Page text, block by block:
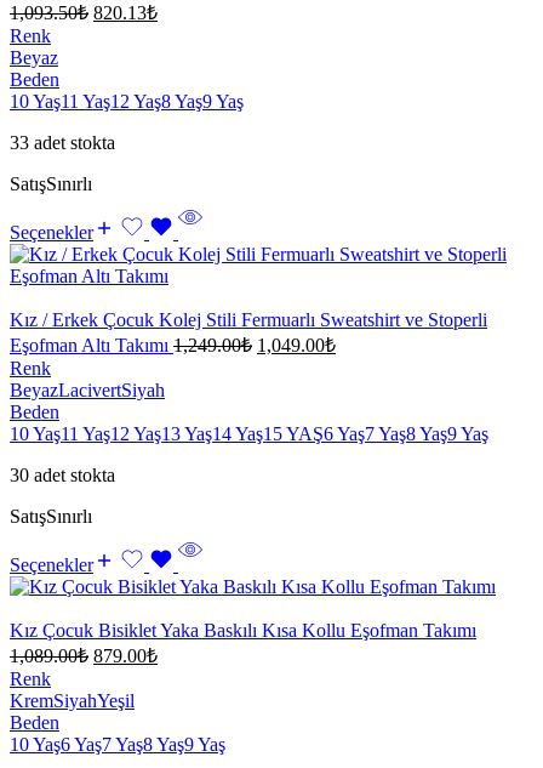
1,093.50₺ 820.13₺
Renk
Beyaz
Beden
10 Yaş11 Yaş12 Yaş8 Yaş9 Yaş
33 adet stokta
SatışSınırlı
Seçenekler
Kız / Erkek Çocuk Kolej Stili Fermuarlı Sweatshirt ve Stoperli
Eşofman Altı Takımı 1,249.00₺ 1,049.00₺
Renk
BeyazLacivertSiyah
Beden
10 Yaş11 Yaş12 Yaş13 Yaş14 Yaş15 YAŞ6 Yaş7 Yaş8 Yaş9 Yaş
30 adet stokta
SatışSınırlı
Seçenekler
Kız Çocuk Bisiklet Yaka Baskılı Kısa Kollu Eşofman Takımı
1,089.00₺ 879.00₺
Renk
KremSiyahYeşil
Beden
10 Yaş6 Yaş7 Yaş8 Yaş9 Yaş